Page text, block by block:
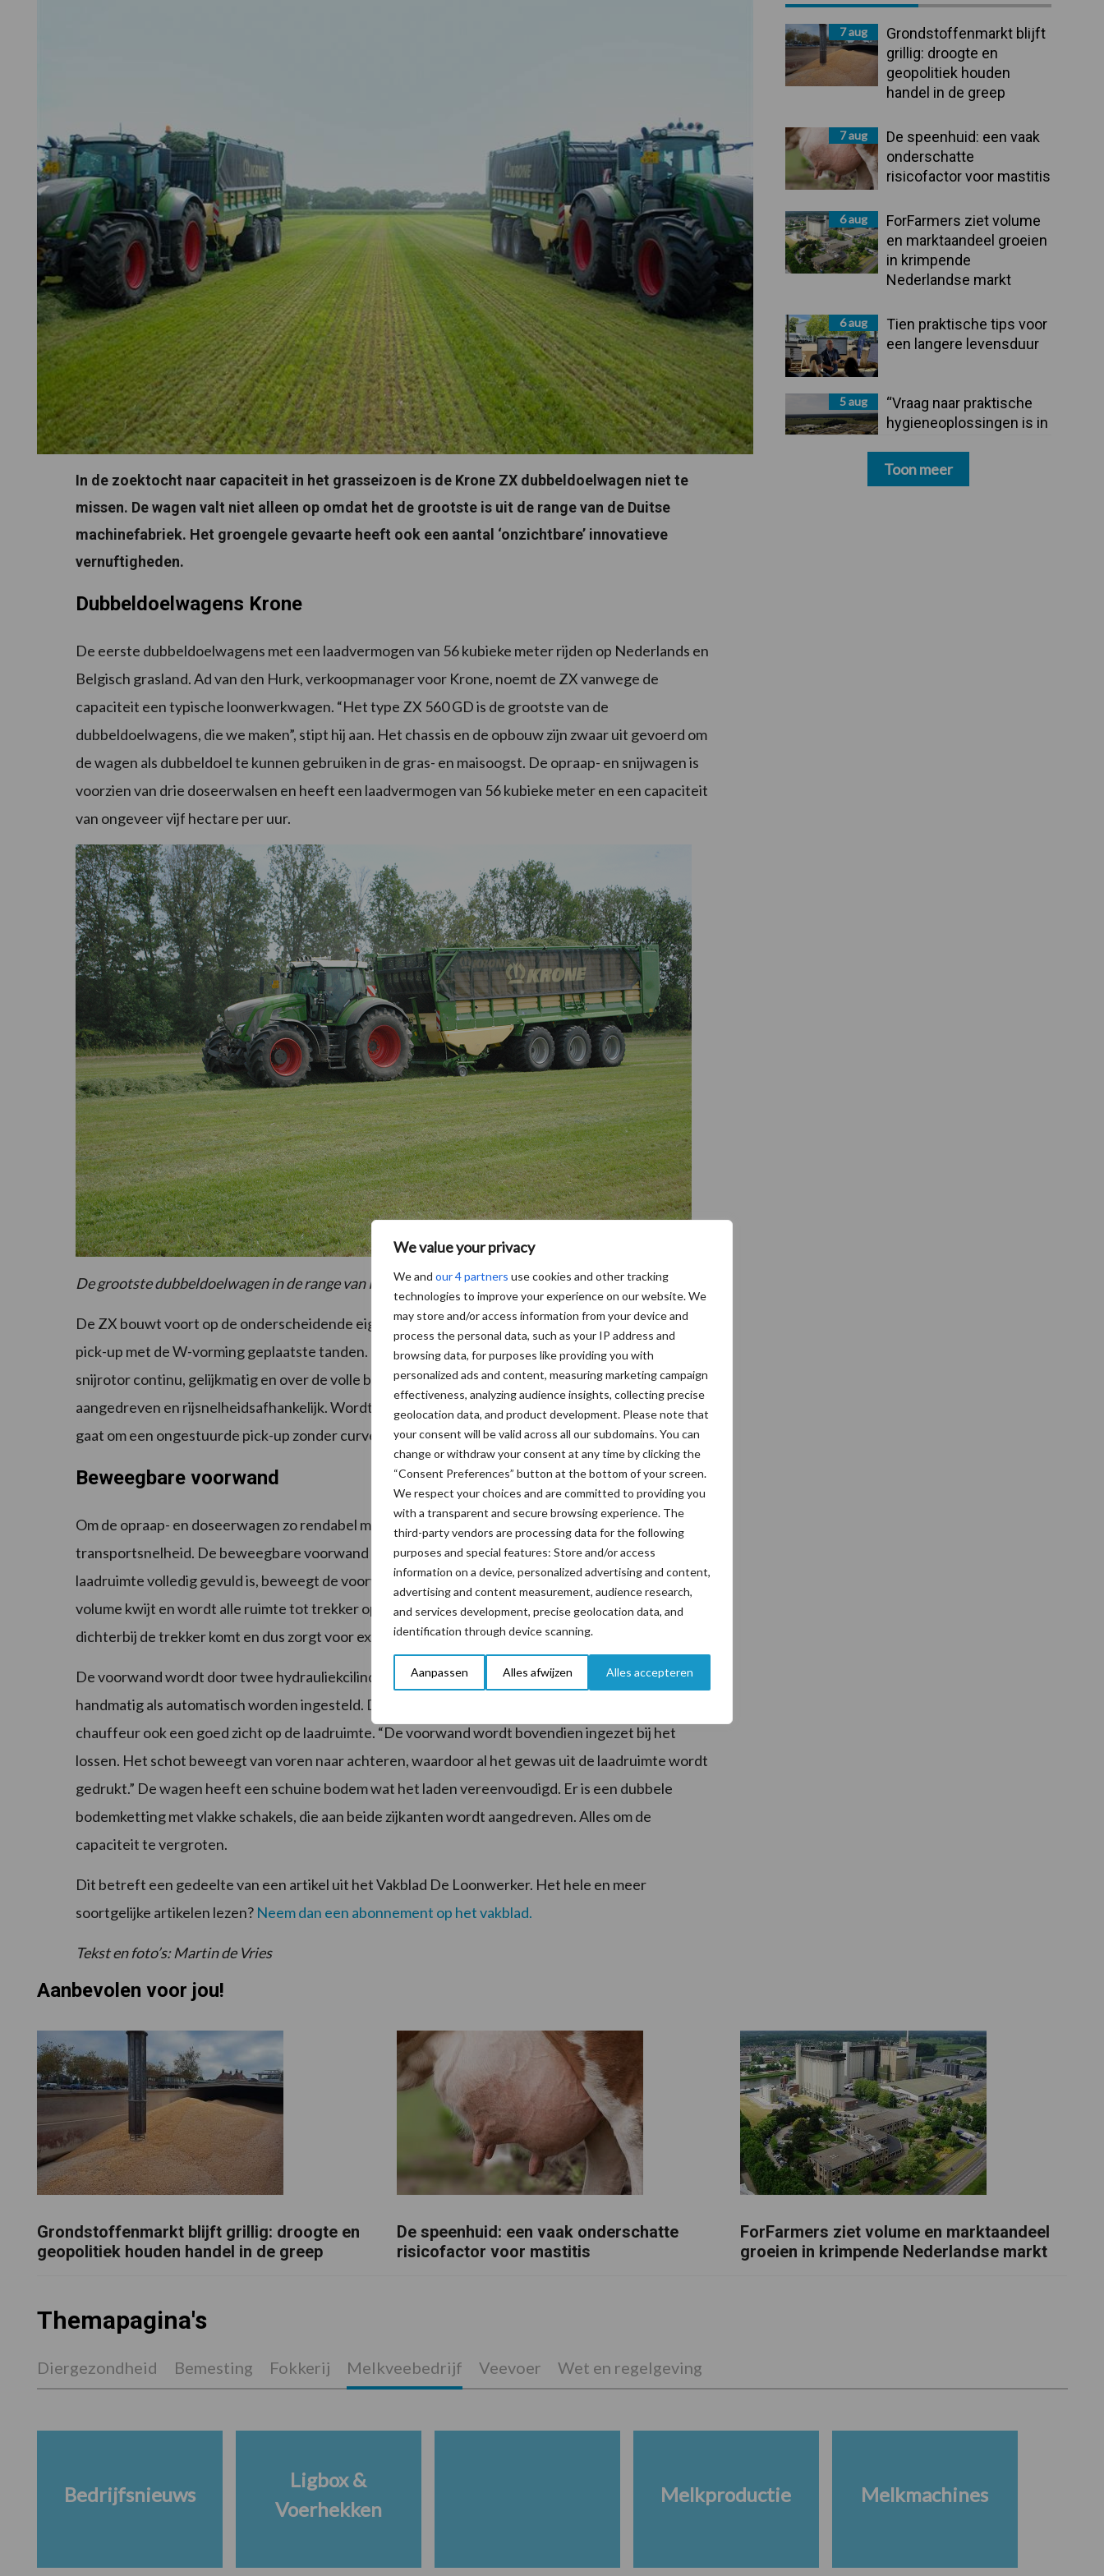
We value your privacy
We and our 4 partners use cookies and other tracking
technologies to improve your experience on our website. We
may store and/or access information from your device and
process the personal data, such as your IP address and
browsing data, for purposes like providing you with
personalized ads and content, measuring marketing campaign
effectiveness, analyzing audience insights, collecting precise
geolocation data, and product development. Please note that
your consent will be valid across all our subdomains. You can
change or withdraw your consent at any time by clicking the
“Consent Preferences” button at the bottom of your screen.
We respect your choices and are committed to providing you
with a transparent and secure browsing experience. The
third-party vendors are processing data for the following
purposes and special features: Store and/or access
information on a device, personalized advertising and content,
advertising and content measurement, audience research,
and services development, precise geolocation data, and
identification through device scanning.
Aanpassen Alles afwijzen Alles accepteren
In de zoektocht naar capaciteit in het grasseizoen is de Krone ZX dubbeldoelwagen niet te
missen. De wagen valt niet alleen op omdat het de grootste is uit de range van de Duitse
machinefabriek. Het groengele gevaarte heeft ook een aantal ‘onzichtbare’ innovatieve
vernuftigheden.
Dubbeldoelwagens Krone
De eerste dubbeldoelwagens met een laadvermogen van 56 kubieke meter rijden op Nederlands en
Belgisch grasland. Ad van den Hurk, verkoopmanager voor Krone, noemt de ZX vanwege de
capaciteit een typische loonwerkwagen. “Het type ZX 560 GD is de grootste van de
dubbeldoelwagens, die we maken”, stipt hij aan. Het chassis en de opbouw zijn zwaar uit gevoerd om
de wagen als dubbeldoel te kunnen gebruiken in de gras- en maisoogst. De opraap- en snijwagen is
voorzien van drie doseerwalsen en heeft een laadvermogen van 56 kubieke meter en een capaciteit
van ongeveer vijf hectare per uur.
De grootste dubbeldoelwagen in de range van Krone heeft laadvermogen van 56 kubieke meter
De ZX bouwt voort op de onderscheidende eigenschappen van de Krone-wagens, als de Easy Flow
pick-up met de W-vorming geplaatste tanden. Die zorgen er voor dat de gewasstroom richting de
snijrotor continu, gelijkmatig en over de volle breedte plaatsvindt. “De pick-up is hydraulisch
aangedreven en rijsnelheidsafhankelijk. Wordt de snelheid verhoogd, dan draait die sneller.” Het
gaat om een ongestuurde pick-up zonder curvebaan.
Beweegbare voorwand
Om de opraap- en doseerwagen zo rendabel mogelijk te maken is niet alleen gekeken naar de
transportsnelheid. De beweegbare voorwand zorgt voor 4,5 kuub extra laadruimte. “Als de
laadruimte volledig gevuld is, beweegt de voorwand automatisch naar voren. Zo kan de wagen meer
volume kwijt en wordt alle ruimte tot trekker optimaal benut. Voordeel is ook dat het gewicht
dichterbij de trekker komt en dus zorgt voor extra trekkracht.”
De voorwand wordt door twee hydrauliekcilinders bediend. De bewegingen kunnen zowel
handmatig als automatisch worden ingesteld. Door de openingen in de voorwand heeft de
chauffeur ook een goed zicht op de laadruimte. “De voorwand wordt bovendien ingezet bij het
lossen. Het schot beweegt van voren naar achteren, waardoor al het gewas uit de laadruimte wordt
gedrukt.” De wagen heeft een schuine bodem wat het laden vereenvoudigd. Er is een dubbele
bodemketting met vlakke schakels, die aan beide zijkanten wordt aangedreven. Alles om de
capaciteit te vergroten.
Dit betreft een gedeelte van een artikel uit het Vakblad De Loonwerker. Het hele en meer
soortgelijke artikelen lezen? Neem dan een abonnement op het vakblad.
Tekst en foto’s: Martin de Vries
Sidebar7 aug
Grondstoffenmarkt blijft
grillig: droogte en
geopolitiek houden
handel in de greep
7 aug
De speenhuid: een vaak
onderschatte
risicofactor voor mastitis
6 aug
ForFarmers ziet volume
en marktaandeel groeien
in krimpende
Nederlandse markt
6 aug
Tien praktische tips voor
een langere levensduur
5 aug
“Vraag naar praktische
hygieneoplossingen is in
Toon meer
Aanbevolen voor jou!
Grondstoffenmarkt blijft grillig: droogte en
geopolitiek houden handel in de greep
De speenhuid: een vaak onderschatte
risicofactor voor mastitis
ForFarmers ziet volume en marktaandeel
groeien in krimpende Nederlandse markt
Themapagina's
Diergezondheid Bemesting Fokkerij Melkveebedrijf Veevoer Wet en regelgeving
Bedrijfsnieuws
Ligbox &
Voerhekken
Melkproductie Melkmachines